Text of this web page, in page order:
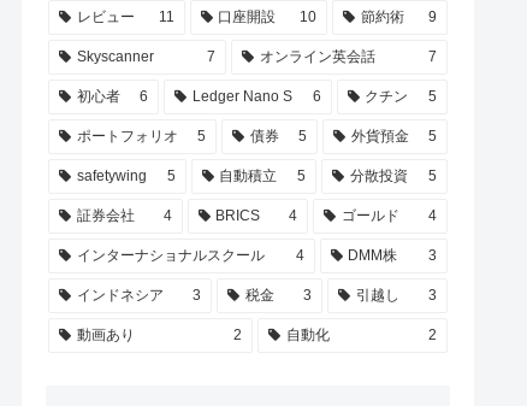
レビュー 11 口座開設 10 節約術 9
Skyscanner 7 オンライン英会話 7
初心者 6 Ledger Nano S 6 クチン 5
ポートフォリオ 5 債券 5 外貨預金 5
safetywing 5 自動積立 5 分散投資 5
証券会社 4 BRICS 4 ゴールド 4
インターナショナルスクール 4 DMM株 3
インドネシア 3 税金 3 引越し 3
動画あり 2 自動化 2